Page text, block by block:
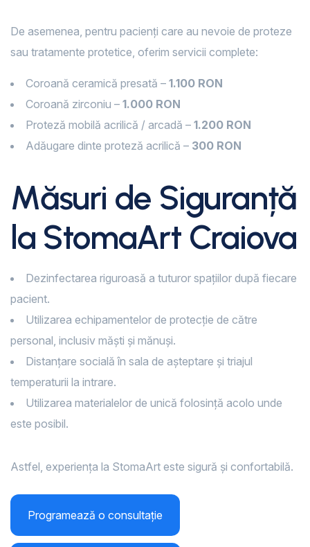
De asemenea, pentru pacienți care au nevoie de proteze
sau tratamente protetice, oferim servicii complete:
Coroană ceramică presată – 1.100 RON
Coroană zirconiu – 1.000 RON
Proteză mobilă acrilică / arcadă – 1.200 RON
Adăugare dinte proteză acrilică – 300 RON
Măsuri de Siguranță
la StomaArt Craiova
Dezinfectarea riguroasă a tuturor spațiilor după fiecare
pacient.
Utilizarea echipamentelor de protecție de către
personal, inclusiv măști și mănuși.
Distanțare socială în sala de așteptare și triajul
temperaturii la intrare.
Utilizarea materialelor de unică folosință acolo unde
este posibil.
Astfel, experiența la StomaArt este sigură și confortabilă.
Programează o consultație